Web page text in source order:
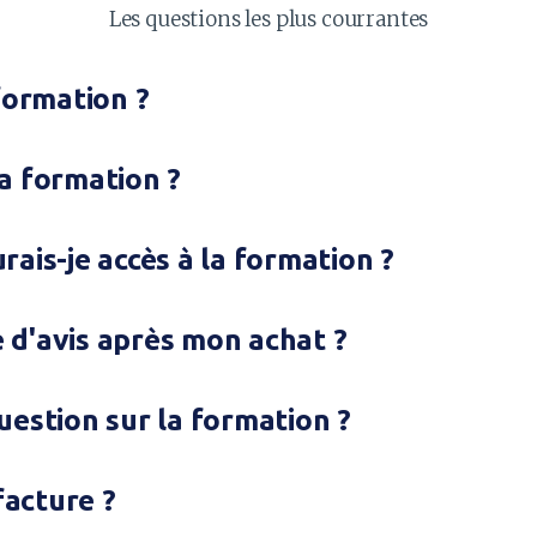
Les questions les plus courrantes
?
formation ?
je accès à la formation ?
après mon achat ?
sur la formation ?
?